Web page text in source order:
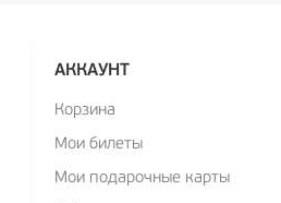
АККАУНТ
Корзина
Мои билеты
Мои подарочные карты